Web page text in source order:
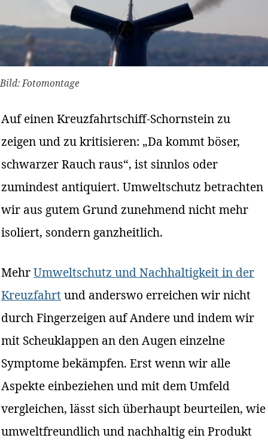
Bild: Fotomontage
Auf einen Kreuzfahrtschiff-Schornstein zu
zeigen und zu kritisieren: „Da kommt böser,
schwarzer Rauch raus“, ist sinnlos oder
zumindest antiquiert. Umweltschutz betrachten
wir aus gutem Grund zunehmend nicht mehr
isoliert, sondern ganzheitlich.
MehrUmweltschutz und Nachhaltigkeit in der
Kreuzfahrtund anderswo erreichen wir nicht
durch Fingerzeigen auf Andere und indem wir
mit Scheuklappen an den Augen einzelne
Symptome bekämpfen. Erst wenn wir alle
Aspekte einbeziehen und mit dem Umfeld
vergleichen, lässt sich überhaupt beurteilen, wie
umweltfreundlich und nachhaltig ein Produkt